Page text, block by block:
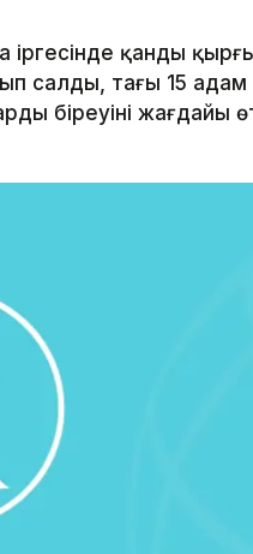
іргесінде қанды
салды, тағы 15
біреуінің жағдайы